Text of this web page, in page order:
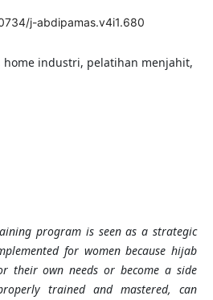
j-abdipamas.v4i1.680
home industri, pelatihan menjahit,
program is seen as a strategic
for women because hijab
their own needs or become a side
trained and mastered, can